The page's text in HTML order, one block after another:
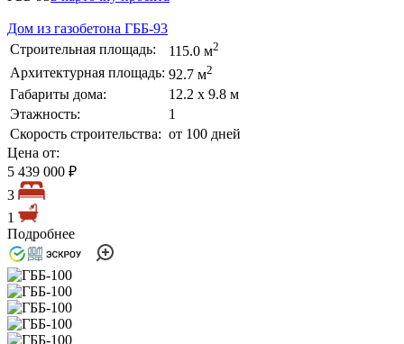
Дом из газобетона ГББ-93
Строительная площадь:
115.0 м2
Архитектурная площадь: 92.7 м2
Габариты дома:
12.2 х 9.8 м
Этажность:
1
Скорость строительства: от 100 дней
Цена от:
5 439 000 ₽
3
1
Подробнее